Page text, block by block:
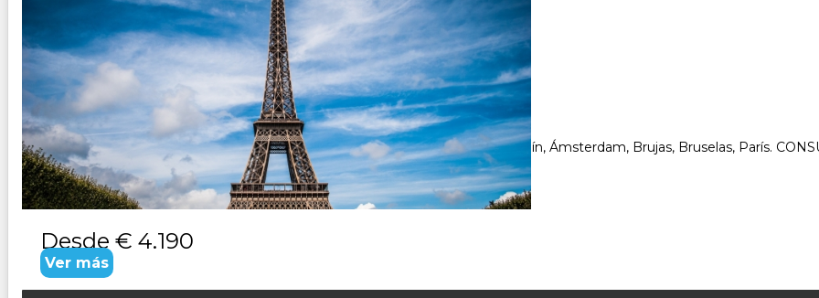
DE VIENA A PARIS
Duración:
19Días 18Noches
Paquete Turistico de 19 días 18 noches Visitando Viena, Budapest, Praga, Berlín, Ámsterdam, Brujas, Bruselas, París.
Desde € 4.190
Ver más